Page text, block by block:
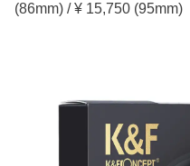
(86mm) / ¥ 15,750 (95mm)